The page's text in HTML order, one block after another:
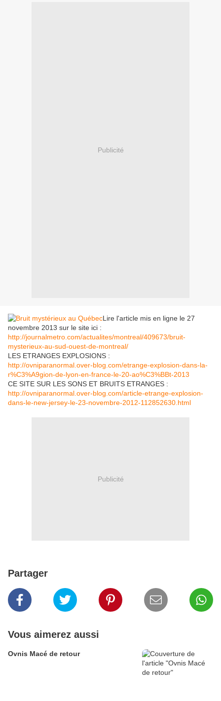
Publicité
Lire l'article mis en ligne le 27
novembre 2013 sur le site ici :
http://journalmetro.com/actualites/montreal/409673/bruit-
mysterieux-au-sud-ouest-de-montreal/
LES ETRANGES EXPLOSIONS :
http://ovniparanormal.over-blog.com/etrange-explosion-dans-la-
r%C3%A9gion-de-lyon-en-france-le-20-ao%C3%BBt-2013
CE SITE SUR LES SONS ET BRUITS ETRANGES :
http://ovniparanormal.over-blog.com/article-etrange-explosion-
dans-le-new-jersey-le-23-novembre-2012-112852630.html
Publicité
Partager
Vous aimerez aussi
Ovnis Macé de retour